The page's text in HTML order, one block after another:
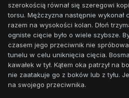
szerokością równał się szeregowi
torsu. Mężczyzna następnie wykonał
razem na wysokości kolan. Dłoń
ogniste cięcie było o wiele szybsze.
czasem jego przeciwnik nie
tunelu w celu uniknięcia cięcia.
kawałek w tył. Kątem oka patrzył na
nie zaatakuje go z boków lub z tyłu.
na swojego przeciwnika.